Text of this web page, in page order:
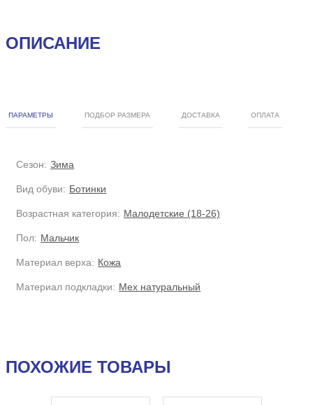
ОПИСАНИЕ
ПАРАМЕТРЫ ПОДБОР РАЗМЕРА ДОСТАВКА ОПЛАТА
Сезон: Зима
Вид обуви: Ботинки
Возрастная категория: Малодетские (18-26)
Пол: Мальчик
Материал верха: Кожа
Материал подкладки: Мех натуральный
ПОХОЖИЕ ТОВАРЫ